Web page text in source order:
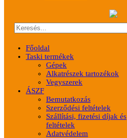
Főoldal
Taski termékek
Gépek
Alkatrészek tartozékok
Vegyszerek
ÁSZF
Bemutatkozás
Szerződési feltételek
Szállítási, fizetési díjak és
feltételek
Adatvédelem